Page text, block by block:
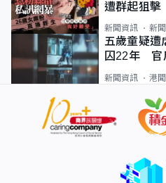
遭群起狙
新聞資訊 新
五歲童疑遭
囚22年 官
新聞資訊 港聞